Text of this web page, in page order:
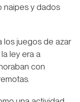
naipes y dados
los juegos de azar
ley era a
con